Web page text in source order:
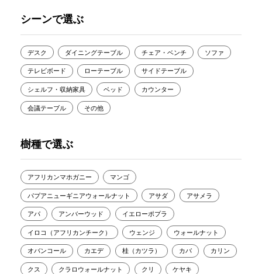
シーンで選ぶ
デスク ダイニングテーブル チェア・ベンチ ソファ
テレビボード ローテーブル サイドテーブル
シェルフ・収納家具 ベッド カウンター
会議テーブル その他
樹種で選ぶ
アフリカンマホガニー マンゴ
パプアニューギニアウォールナット アサダ アサメラ
アパ アンバーウッド イエローポプラ
イロコ（アフリカンチーク） ウェンジ ウォールナット
オバンコール カエデ 桂（カツラ） カバ カリン
クス クラロウォールナット クリ ケヤキ